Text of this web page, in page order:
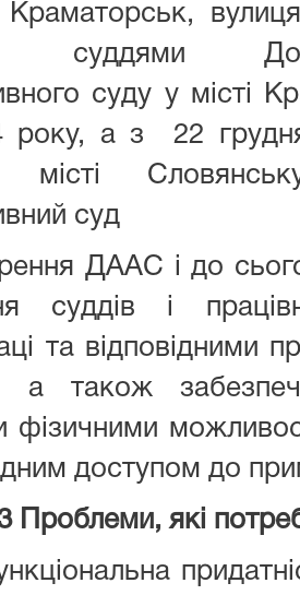
суддями
суду у місті
року, а з 22
суд
ДААС і до
суддів і
та відповідними
а також
доступом до
роблеми, які